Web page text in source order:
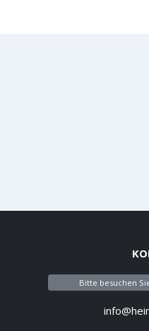
Bitte besuchen